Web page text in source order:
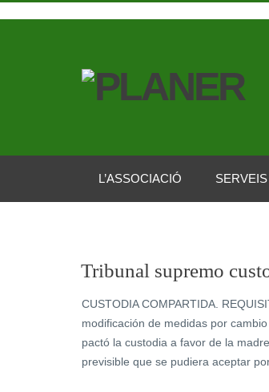
L’ASSOCIACIÓ SERVEIS
Tribunal supremo
CUSTODIA COMPARTIDA.
modificación de medidas por
pactó la custodia a favor de la
previsible que se pudiera aceptar